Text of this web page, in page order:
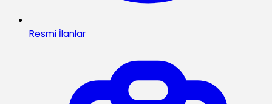
Resmi İlanlar